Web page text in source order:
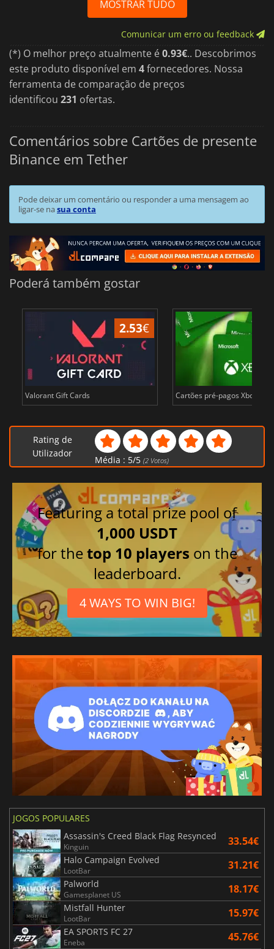
MOSTRAR TUDO
Comunicar um erro ou feedback
(*) O melhor preço atualmente é0.93€.. Descobrimos
este produto disponível em 4fornecedores. Nossa
ferramenta de comparação de preços
identificou 231 ofertas.
Comentários sobre Cartões de presente
Binance em Tether
Pode deixar um comentário ou responder a uma mensagem ao
ligar-se nasua conta
Poderá também gostar
2.53€
Valorant Gift Cards Cartões pré-pagos Xbox
Rating de
Utilizador
Média : 5/5 (2Votos)
Featuring a total prize pool of
1,000 USDT
for thetop 10 players on the
leaderboard.
4 WAYS TO WIN BIG!
JOGOS POPULARES
Assassin's Creed Black Flag Resynced
Kinguin 33.54€
Halo Campaign Evolved
LootBar 31.21€
Palworld
Gamesplanet US 18.17€
Mistfall Hunter
LootBar 15.97€
EA SPORTS FC 27
Eneba 45.76€